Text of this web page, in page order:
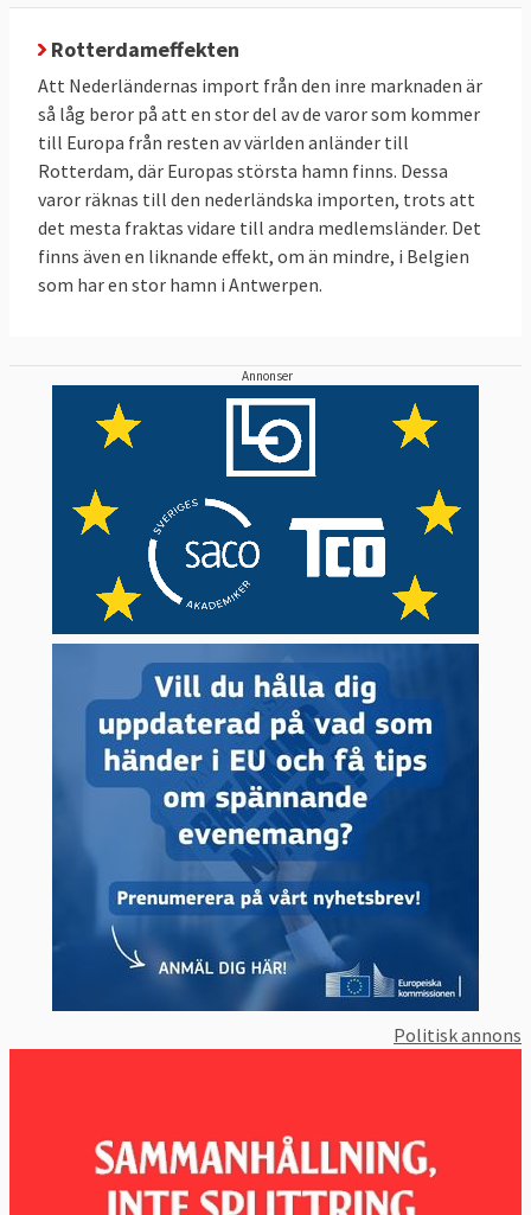
Rotterdameffekten
Att Nederländernas import från den inre marknaden är
så låg beror på att en stor del av de varor som kommer
till Europa från resten av världen anländer till
Rotterdam, där Europas största hamn finns. Dessa
varor räknas till den nederländska importen, trots att
det mesta fraktas vidare till andra medlemsländer. Det
finns även en liknande effekt, om än mindre, i Belgien
som har en stor hamn i Antwerpen.
Annonser
Politisk annons